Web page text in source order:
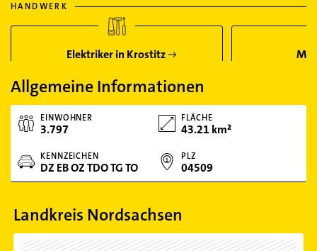
HANDWERK
Elektriker in Krostitz
Allgemeine Informationen
EINWOHNER
3.797
FLÄCHE
43.21 km²
KENNZEICHEN
DZ EB OZ TDO TG TO
PLZ
04509
Landkreis Nordsachsen